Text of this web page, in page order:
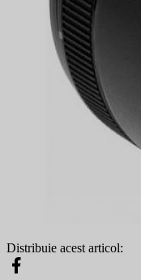
Distribuie acest articol: